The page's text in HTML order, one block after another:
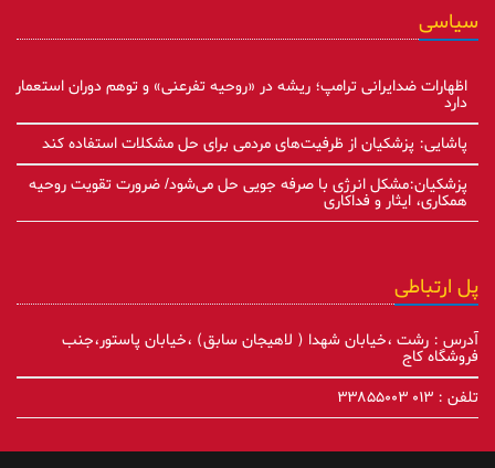
سیاسی
اظهارات ضدایرانی ترامپ؛ ریشه در «روحیه تفرعنی» و توهم دوران استعمار
دارد
پاشایی: پزشکیان از ظرفیت‌های مردمی برای حل مشکلات استفاده کند
پزشکیان:مشکل انرژی با صرفه جویی حل می‌شود/ ضرورت تقویت روحیه
همکاری، ایثار و فداکاری
پل ارتباطی
آدرس : رشت ،خیابان شهدا ( لاهیجان سابق) ،خیابان پاستور،جنب
فروشگاه کاج
تلفن : ۰۱۳ ۳۳۸۵۵۰۰۳